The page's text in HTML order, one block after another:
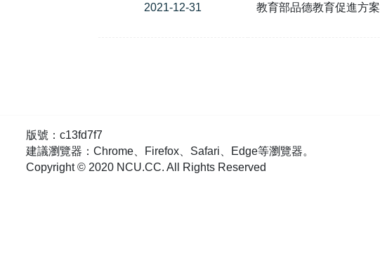
2021-12-31 教育部品德教育促進方案
版號：c13fd7f7
建議瀏覽器：Chrome、Firefox、Safari、Edge等瀏覽器。
Copyright © 2020 NCU.CC. All Rights Reserved